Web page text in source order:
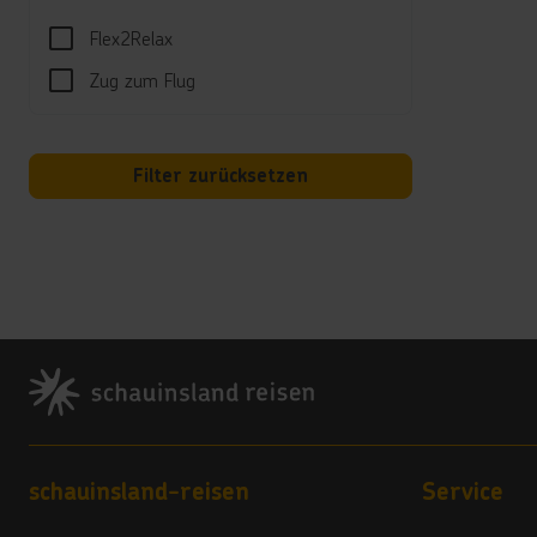
Flex2Relax
Zug zum Flug
Filter zurücksetzen
4
Footer
Footer navigation
schauinsland-reisen Service